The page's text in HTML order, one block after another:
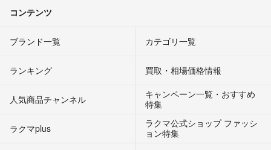
コンテンツ
ブランド一覧 カテゴリ一覧
ランキング 買取・相場価格情報
人気商品チャンネル
キャンペーン一覧・おすすめ
特集
ラクマplus
ラクマ公式ショップ ファッシ
ョン特集